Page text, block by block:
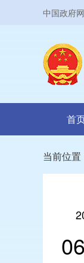
中国政府网
首
当前位置
06